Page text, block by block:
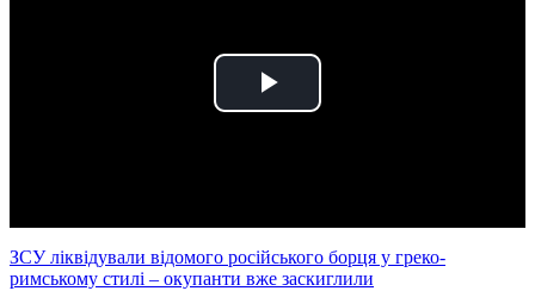
Play
ЗСУ ліквідували відомого російського борця у греко-
римському стилі – окупанти вже заскиглили